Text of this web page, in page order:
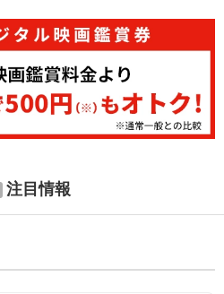
注目情報